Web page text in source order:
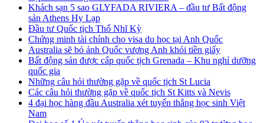
Khách sạn 5 sao GLYFADA RIVIERA – đầu tư Bất động
sản Athens Hy Lạp
Đầu tư Quốc tịch Thổ Nhĩ Kỳ
Chứng minh tài chính cho visa du học tại Anh Quốc
Australia sẽ bỏ ảnh Quốc vương Anh khỏi tiền giấy
Bất động sản được cấp quốc tịch Grenada – Khu nghỉ dưỡng
quốc gia
Những câu hỏi thường gặp về quốc tịch St Lucia
Các câu hỏi thường gặp về quốc tịch St Kitts và Nevis
4 đại học hàng đầu Australia xét tuyển thẳng học sinh Việt
Nam